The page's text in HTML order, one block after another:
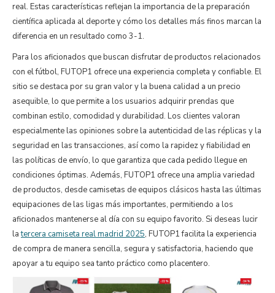
real. Estas características reflejan la importancia de la preparación
científica aplicada al deporte y cómo los detalles más finos marcan la
diferencia en un resultado como 3-1.
Para los aficionados que buscan disfrutar de productos relacionados
con el fútbol, FUTOP1 ofrece una experiencia completa y confiable. El
sitio se destaca por su gran valor y la buena calidad a un precio
asequible, lo que permite a los usuarios adquirir prendas que
combinan estilo, comodidad y durabilidad. Los clientes valoran
especialmente las opiniones sobre la autenticidad de las réplicas y la
seguridad en las transacciones, así como la rapidez y fiabilidad en
las políticas de envío, lo que garantiza que cada pedido llegue en
condiciones óptimas. Además, FUTOP1 ofrece una amplia variedad
de productos, desde camisetas de equipos clásicos hasta las últimas
equipaciones de las ligas más importantes, permitiendo a los
aficionados mantenerse al día con su equipo favorito. Si deseas lucir
latercera camiseta real madrid 2025, FUTOP1 facilita la experiencia
de compra de manera sencilla, segura y satisfactoria, haciendo que
apoyar a tu equipo sea tanto práctico como placentero.